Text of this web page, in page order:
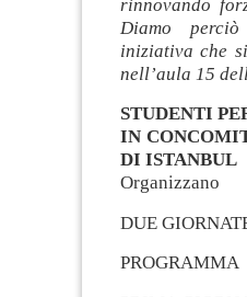
rinnovando
Diamo
iniziativa che
nell’aula 15
STUDENTI
IN
DI ISTANBUL
Organizzano
DUE
PROGRAMMA